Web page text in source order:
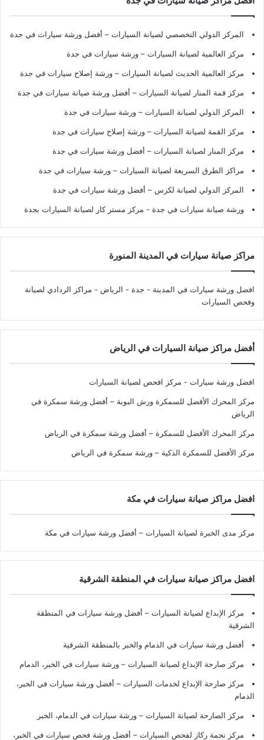
المركز الدولي التخصصي لصيانة السيارات – أفضل ورشة سيارات في جدة
مركز العالمية لصيانة السيارات – ورشة سيارات في جدة
مركز العالمية الحديث لصيانة السيارات – ورشة إصلاح سيارات في جدة
مركز قمة المنار لصيانة السيارات – أفضل ورشة صيانة سيارات في جدة
المركز الدولي لصيانة السيارات – ورشة سيارات في جدة
مركز القمة لصيانة السيارات – ورشة إصلاح سيارات في جدة
مركز المنار لصيانة السيارات – أفضل ورشة سيارات في جدة
مراكز الطرق السريعة لصيانة السيارات – ورشة سيارات في جدة
المركز الدولي لصيانة لكزس – أفضل ورشة سيارات في جدة
ورشة صيانة سيارات في جدة - مركز مستر كار لصيانة السيارات بجدة
مراكز صيانة سيارات في المدينة المنورة
افضل ورشة سيارات في المدينة - جدة - الرياض - مراكز الردادي لصيانة
وفحص السيارات
أفضل مراكز صيانة السيارات في الرياض
افضل ورشة سيارات - مركز افحص لصيانة السيارات
مركز المحرك الأفضل للسمكرة ورش البوية – أفضل ورشة سمكرة في
الرياض
مركز المحرك الأفضل للسمكرة – أفضل ورشة سمكرة في الرياض
مركز الأفضل للسمكرة الذكية – ورشة سمكرة في الرياض
افضل مراكز صيانة سيارات في مكة
مركز مدى الخبرة لصيانة السيارات – أفضل ورشة سيارات في مكة
افضل مراكز صيانة سيارات في المنطقة الشرقية
مركز الإبداع لصيانة السيارات – أفضل ورشة سيارات في المنطقة
الشرقية
أفضل ورشة سيارات في الدمام والخبر بالمنطقة الشرقية
مركز صارحة الإبداع لصيانة السيارات – ورشة سيارات في الخبر، الدمام
مركز صارحة الإبداع لخدمات السيارات – أفضل ورشة سيارات في الخبر،
الدمام
مركز الصارحة لصيانة السيارات – ورشة سيارات في الدمام، الخبر
مركز نجمة ركاز لفحص السيارات – أفضل ورشة فحص سيارات في الخبر،